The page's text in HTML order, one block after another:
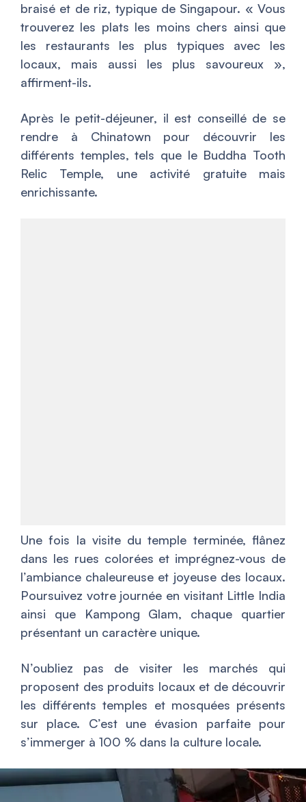
braisé et de riz, typique de Singapour. « Vous
trouverez les plats les moins chers ainsi que
les restaurants les plus typiques avec les
locaux, mais aussi les plus savoureux »,
affirment-ils.
Après le petit-déjeuner, il est conseillé de se
rendre à Chinatown pour découvrir les
différents temples, tels que le Buddha Tooth
Relic Temple, une activité gratuite mais
enrichissante.
Une fois la visite du temple terminée, flânez
dans les rues colorées et imprégnez-vous de
l’ambiance chaleureuse et joyeuse des locaux.
Poursuivez votre journée en visitant Little India
ainsi que Kampong Glam, chaque quartier
présentant un caractère unique.
N’oubliez pas de visiter les marchés qui
proposent des produits locaux et de découvrir
les différents temples et mosquées présents
sur place. C’est une évasion parfaite pour
s’immerger à 100 % dans la culture locale.